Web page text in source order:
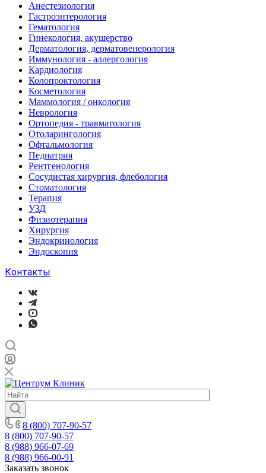
Анестезиология
Гастроэнтерология
Гематология
Гинекология, акушерство
Дерматология, дерматовенерология
Иммунология - аллергология
Кардиология
Колопроктология
Косметология
Маммология / онкология
Неврология
Ортопедия - травматология
Отоларингология
Офтальмология
Педиатрия
Рентгенология
Сосудистая хирургия, флебология
Стоматология
Терапия
УЗД
Физиотерапия
Хирургия
Эндокринология
Эндоскопия
Контакты
8 (800) 707-90-57
8 (800) 707-90-57
8 (988) 966-07-69
8 (988) 966-00-91
Заказать звонок